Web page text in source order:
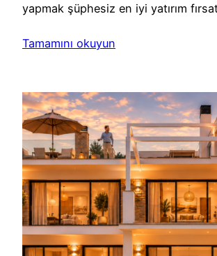
yapmak şüphesiz en iyi yatırım
Tamamını okuyun